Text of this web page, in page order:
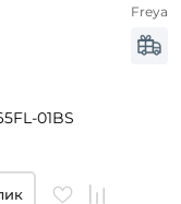
01BS
Freya